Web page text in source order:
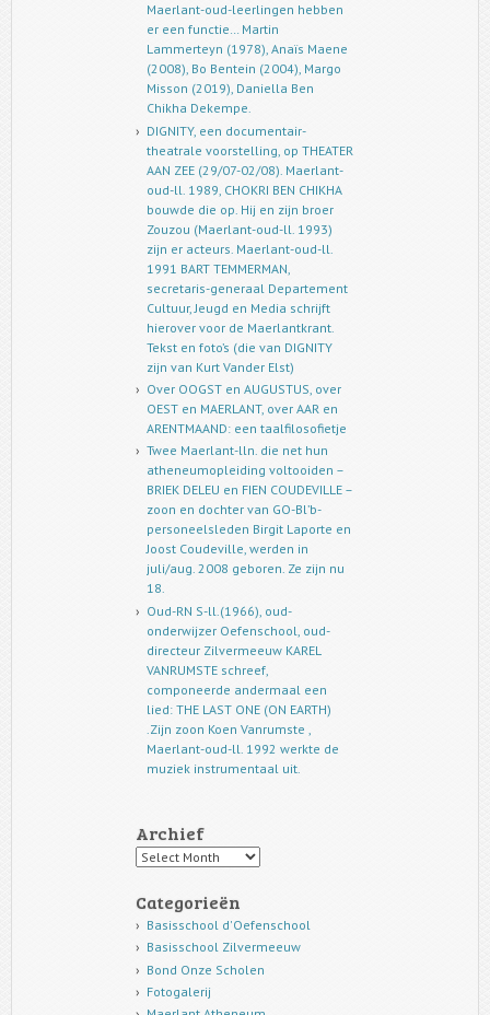
Maerlant-oud-leerlingen hebben
er een functie… Martin
Lammerteyn (1978), Anaïs Maene
(2008), Bo Bentein (2004), Margo
Misson (2019), Daniella Ben
Chikha Dekempe.
DIGNITY, een documentair-
theatrale voorstelling, op THEATER
AAN ZEE (29/07-02/08). Maerlant-
oud-ll. 1989, CHOKRI BEN CHIKHA
bouwde die op. Hij en zijn broer
Zouzou (Maerlant-oud-ll. 1993)
zijn er acteurs. Maerlant-oud-ll.
1991 BART TEMMERMAN,
secretaris-generaal Departement
Cultuur, Jeugd en Media schrijft
hierover voor de Maerlantkrant.
Tekst en foto’s (die van DIGNITY
zijn van Kurt Vander Elst)
Over OOGST en AUGUSTUS, over
OEST en MAERLANT, over AAR en
ARENTMAAND: een taalfilosofietje
Twee Maerlant-lln. die net hun
atheneumopleiding voltooiden –
BRIEK DELEU en FIEN COUDEVILLE –
zoon en dochter van GO-Bl’b-
personeelsleden Birgit Laporte en
Joost Coudeville, werden in
juli/aug. 2008 geboren. Ze zijn nu
18.
Oud-RN S-ll.(1966), oud-
onderwijzer Oefenschool, oud-
directeur Zilvermeeuw KAREL
VANRUMSTE schreef,
componeerde andermaal een
lied: THE LAST ONE (ON EARTH)
.Zijn zoon Koen Vanrumste ,
Maerlant-oud-ll. 1992 werkte de
muziek instrumentaal uit.
Archief
Archief
Categorieën
Basisschool d'Oefenschool
Basisschool Zilvermeeuw
Bond Onze Scholen
Fotogalerij